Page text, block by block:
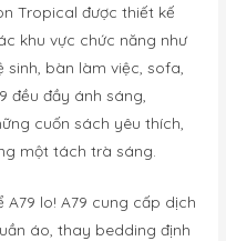
Tropical được thiết kế
khu vực chức năng như
bàn làm việc, sofa,
đều đầy ánh sáng,
cuốn sách yêu thích,
một tách trà sáng.
A79 lo! A79 cung cấp dịch
áo, thay bedding định